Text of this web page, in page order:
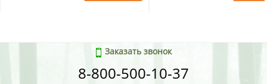
Заказать звонок
8-800-500-10-37